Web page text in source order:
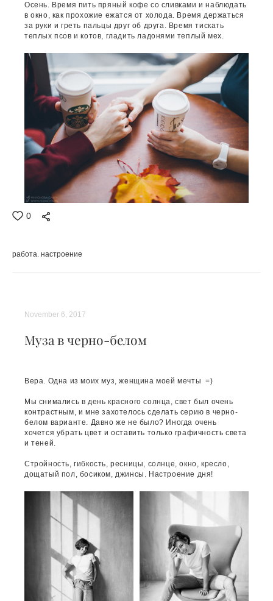
Осень. Время пить пряный кофе со сливками и наблюдать
в окно, как прохожие ежатся от холода. Время держаться
за руки и греть пальцы друг об друга. Время тискать
теплых псов и котов, гладить ладонями теплый мех.
0
работа настроение
Муза в черно-белом
November 6, 2017
Вера. Одна из моих муз, женщина моей мечты =)
Мы снимались в день красного солнца, свет был очень
контрастным, и мне захотелось сделать серию в черно-
белом варианте. Давно же не было? Иногда очень
хочется убрать цвет и оставить только графичность света
и теней.
Стройность, гибкость, ресницы, солнце, окно, кресло,
дощатый пол, босиком, джинсы. Настроение дня!